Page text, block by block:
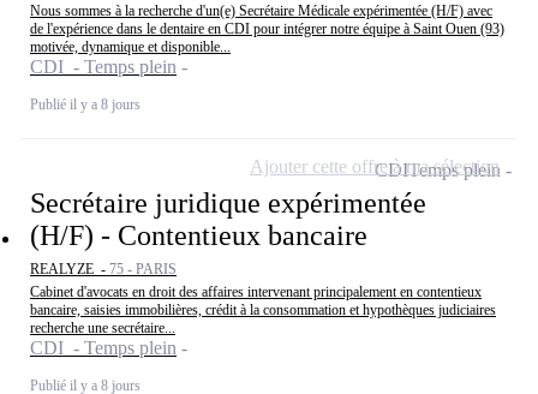
Nous sommes à la recherche d'un(e) Secrétaire Médicale expérimentée (H/F) avec
de l'expérience dans le dentaire en CDI pour intégrer notre équipe à Saint Ouen (93)
motivée, dynamique et disponible...
CDI - Temps plein
Publié il y a 8 jours
Secrétaire juridique expérimentée
(H/F) - Contentieux bancaire
REALYZE - 75 - PARIS
Cabinet d'avocats en droit des affaires intervenant principalement en contentieux
bancaire, saisies immobilières, crédit à la consommation et hypothèques judiciaires
recherche une secrétaire...
CDI - Temps plein
Publié il y a 8 jours
CDITemps plein
Ajouter cette offre à ma sélection